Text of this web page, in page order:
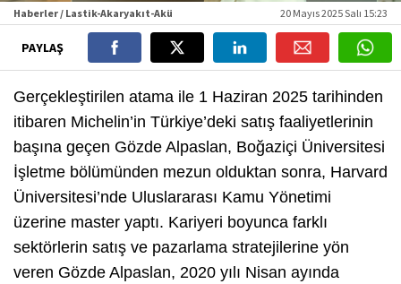
Haberler / Lastik-Akaryakıt-Akü 20 Mayıs 2025 Salı 15:23
PAYLAŞ
Gerçekleştirilen atama ile 1 Haziran 2025 tarihinden
itibaren Michelin’in Türkiye’deki satış faaliyetlerinin
başına geçen Gözde Alpaslan, Boğaziçi Üniversitesi
İşletme bölümünden mezun olduktan sonra, Harvard
Üniversitesi’nde Uluslararası Kamu Yönetimi
üzerine master yaptı. Kariyeri boyunca farklı
sektörlerin satış ve pazarlama stratejilerine yön
veren Gözde Alpaslan, 2020 yılı Nisan ayında